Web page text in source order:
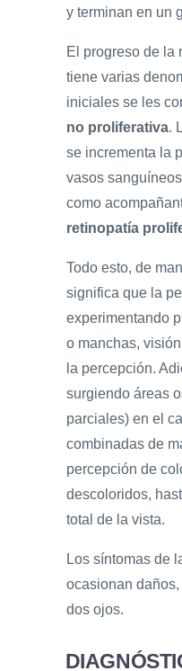
y terminan en un
El progreso de la
tiene varias
iniciales se les
no proliferativa.
se incrementa la
vasos
como
retinopatía
Todo esto, de
significa que la
experimentando
o manchas,
la percepción.
surgiendo áreas
parciales) en el
combinadas de
percepción de
descoloridos,
total de la vista.
Los síntomas de
ocasionan
dos ojos.